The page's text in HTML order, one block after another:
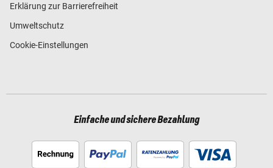
Erklärung zur Barrierefreiheit
Umweltschutz
Cookie-Einstellungen
Einfache und sichere Bezahlung